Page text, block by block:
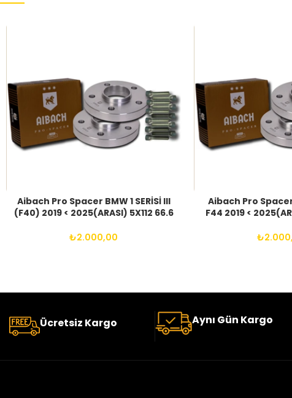
Aibach Pro Spacer BMW 1 SERİSİ III
(F40) 2019 < 2025(ARASI) 5X112 66.6
₺2.000,00
Aibach Pro Spacer
F44 2019 <
₺
Ücretsiz Kargo Aynı Gün Kargo